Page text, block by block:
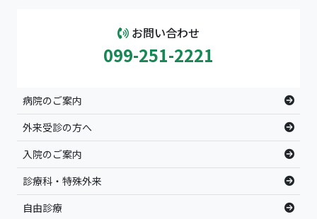
お問い合わせ
099-251-2221
病院のご案内
外来受診の方へ
入院のご案内
診療科・特殊外来
自由診療